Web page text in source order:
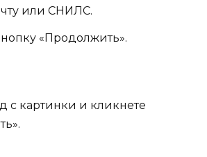
или СНИЛС.
«Продолжить».
с картинки и кликнете